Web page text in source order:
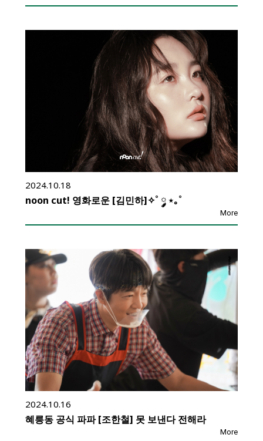
2024.10.18
noon cut! 영화로운 [김민하]✧˚ ༘ ⋆｡˚
More
2024.10.16
혜릉동 공식 파파 [조한철] 못 보낸다 전해라
More